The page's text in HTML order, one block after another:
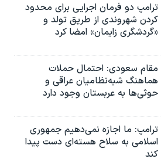
ترامپ دو فرمان اجرایی برای محدود
کردن شهروندی از طریق تولد و
«گردشگری زایمان» امضا کرد
مقام سعودی: احتمال حملات
هماهنگ شبه‌نظامیان عراقی و
حوثی‌ها به عربستان وجود دارد
ترامپ: ما اجازه نمی‌دهیم جمهوری
اسلامی به سلاح هسته‌ای دست پیدا
کند